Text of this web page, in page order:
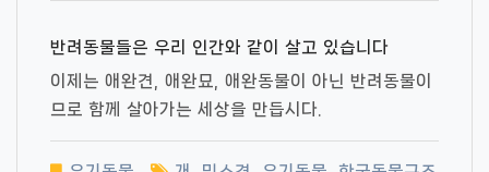
반려동물들은 우리 인간와 같이 살고 있습니다
이제는 애완견, 애완묘, 애완동물이 아닌 반려동물이
므로 함께 살아가는 세상을 만듭시다.